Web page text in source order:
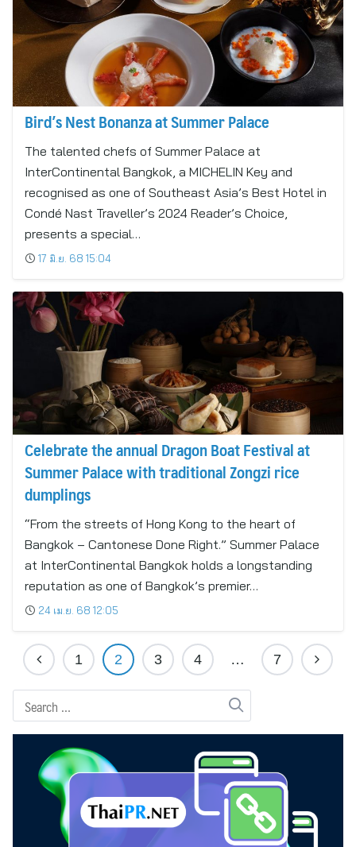
Bird’s Nest Bonanza at Summer Palace
The talented chefs of Summer Palace at
InterContinental Bangkok, a MICHELIN Key and
recognised as one of Southeast Asia’s Best Hotel in
Condé Nast Traveller’s 2024 Reader’s Choice,
presents a special…
17 มิ.ย. 68 15:04
Celebrate the annual Dragon Boat Festival at
Summer Palace with traditional Zongzi rice
dumplings
“From the streets of Hong Kong to the heart of
Bangkok – Cantonese Done Right.” Summer Palace
at InterContinental Bangkok holds a longstanding
reputation as one of Bangkok’s premier…
24 เม.ย. 68 12:05
1 2 3 4 … 7